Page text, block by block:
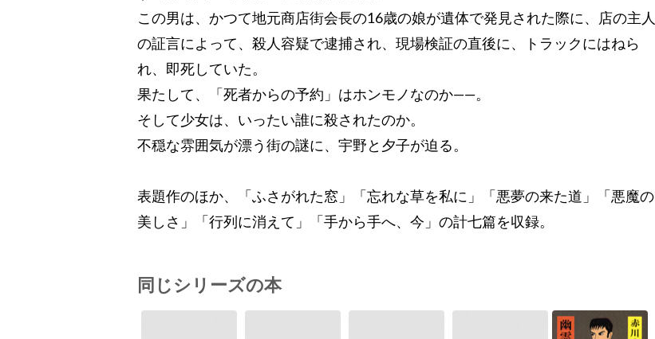
この男は、かつて地元商店街会長の16歳の娘が遺体で発見された際に、店の主人
の証言によって、殺人容疑で逮捕され、現場検証の直後に、トラックにはねら
れ、即死していた。
果たして、「死者からの予約」はホンモノなのか――。
そして少女は、いったい誰に殺されたのか。
不穏な雰囲気が漂う街の謎に、宇野と夕子が迫る。
表題作のほか、「ふさがれた窓」「忘れな草を私に」「悪夢の来た道」「悪魔の
美しさ」「行列に消えて」「手から手へ、今」の計七篇を収録。
同じシリーズの本